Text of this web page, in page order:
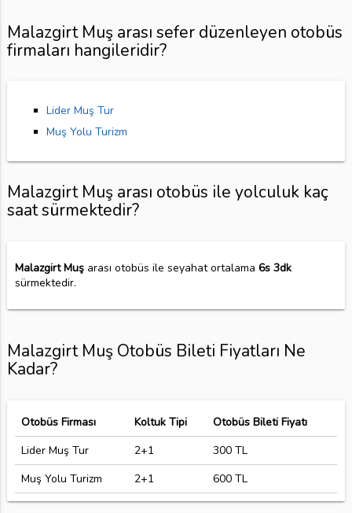
Malazgirt Muş arası sefer düzenleyen otobüs
firmaları hangileridir?
Lider Muş Tur
Muş Yolu Turizm
Malazgirt Muş arası otobüs ile yolculuk kaç
saat sürmektedir?
Malazgirt Muşarası otobüs ile seyahat ortalama 6s 3dk
sürmektedir.
Malazgirt Muş Otobüs Bileti Fiyatları Ne
Kadar?
Otobüs Firması Koltuk Tipi
Otobüs Bileti Fiyatı
Lider Muş Tur
2+1
300 TL
Muş Yolu Turizm
2+1 600 TL